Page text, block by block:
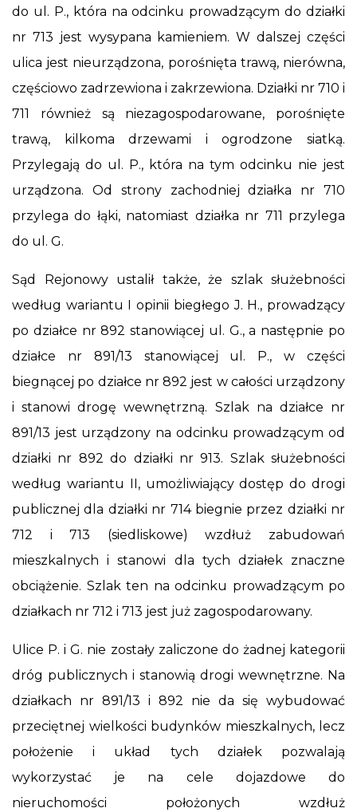
do ul. P., która na odcinku prowadzącym do działki
nr 713 jest wysypana kamieniem. W dalszej części
ulica jest nieurządzona, porośnięta trawą, nierówna,
częściowo zadrzewiona i zakrzewiona. Działki nr 710 i
711 również są niezagospodarowane, porośnięte
trawą, kilkoma drzewami i ogrodzone siatką.
Przylegają do ul. P., która na tym odcinku nie jest
urządzona. Od strony zachodniej działka nr 710
przylega do łąki, natomiast działka nr 711 przylega
do ul. G.
Sąd Rejonowy ustalił także, że szlak służebności
według wariantu I opinii biegłego J. H., prowadzący
po działce nr 892 stanowiącej ul. G., a następnie po
działce nr 891/13 stanowiącej ul. P., w części
biegnącej po działce nr 892 jest w całości urządzony
i stanowi drogę wewnętrzną. Szlak na działce nr
891/13 jest urządzony na odcinku prowadzącym od
działki nr 892 do działki nr 913. Szlak służebności
według wariantu II, umożliwiający dostęp do drogi
publicznej dla działki nr 714 biegnie przez działki nr
712 i 713 (siedliskowe) wzdłuż zabudowań
mieszkalnych i stanowi dla tych działek znaczne
obciążenie. Szlak ten na odcinku prowadzącym po
działkach nr 712 i 713 jest już zagospodarowany.
Ulice P. i G. nie zostały zaliczone do żadnej kategorii
dróg publicznych i stanowią drogi wewnętrzne. Na
działkach nr 891/13 i 892 nie da się wybudować
przeciętnej wielkości budynków mieszkalnych, lecz
położenie i układ tych działek pozwalają
wykorzystać je na cele dojazdowe do
nieruchomości położonych wzdłuż